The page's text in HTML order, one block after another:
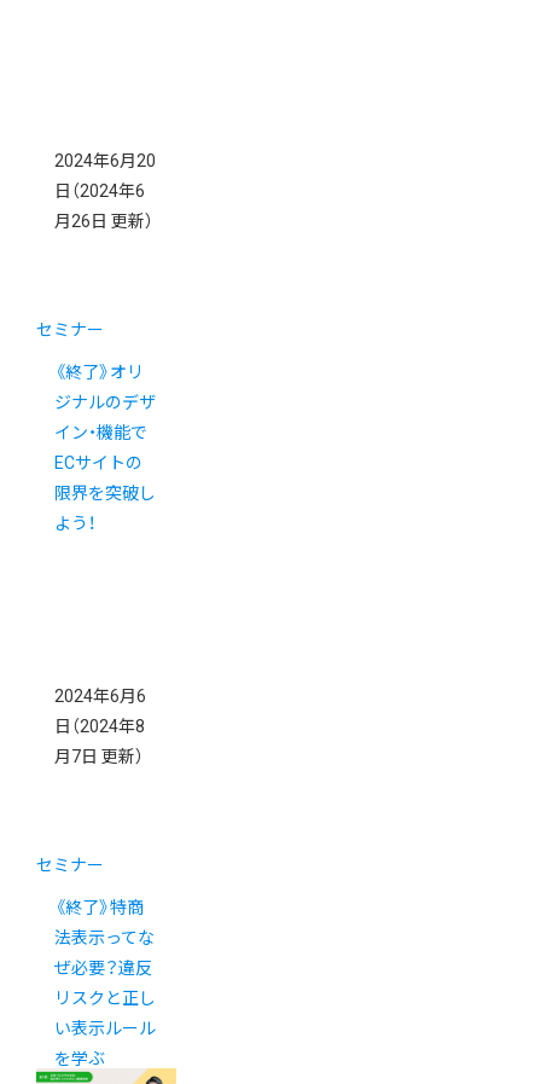
2024年6月20
日 （2024年6
月26日 更新）
セミナー
《終了》オリ
ジナルのデザ
イン・機能で
ECサイトの
限界を突破し
よう！
2024年6月6
日 （2024年8
月7日 更新）
セミナー
《終了》特商
法表示ってな
ぜ必要？違反
リスクと正し
い表示ルール
を学ぶ